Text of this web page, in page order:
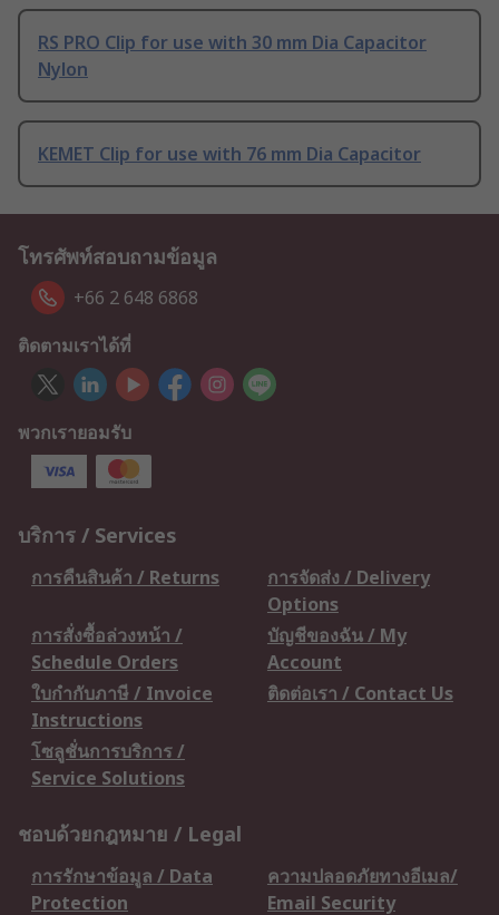
RS PRO Clip for use with 30 mm Dia Capacitor
Nylon
KEMET Clip for use with 76 mm Dia Capacitor
โทรศัพท์สอบถามข้อมูล
+66 2 648 6868
ติดตามเราได้ที่
พวกเรายอมรับ
บริการ / Services
การคืนสินค้า / Returns
การจัดส่ง / Delivery
Options
การสั่งซื้อล่วงหน้า /
Schedule Orders
บัญชีของฉัน / My
Account
ใบกำกับภาษี / Invoice
Instructions
ติดต่อเรา / Contact Us
โซลูชั่นการบริการ /
Service Solutions
ชอบด้วยกฎหมาย / Legal
การรักษาข้อมูล / Data
Protection
ความปลอดภัยทางอีเมล/
Email Security